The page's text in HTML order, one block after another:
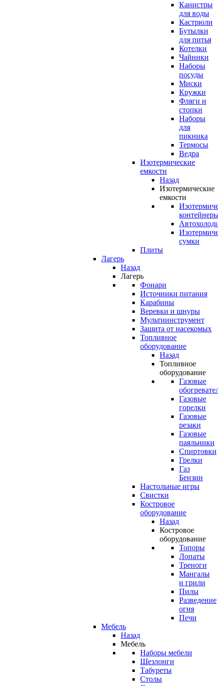
Канистры
для воды
Кастрюли
Бутылки
для питья
Котелки
Чайники
Наборы
посуды
Миски
Кружки
Фляги и
стопки
Наборы
для
пикника
Термосы
Ведра
Изотермические
емкости
Назад
Изотермические
емкости
сумки
Плиты
Лагерь
Назад
Лагерь
Фонари
Источники питания
Карабины
Веревки и шнуры
Мультиинструмент
Защита от насекомых
Топливное
оборудование
Назад
Топливное
оборудование
Газовые
Газовые
горелки
Газовые
резаки
Газовые
паяльники
Спиртовки
Грелки
Газ
Бензин
Настольные игры
Свистки
Костровое
оборудование
Назад
Костровое
оборудование
Топоры
Лопаты
Треноги
Мангалы
и грили
Пилы
Разведение
огня
Печи
Мебель
Назад
Мебель
Наборы мебели
Шезлонги
Табуреты
Столы